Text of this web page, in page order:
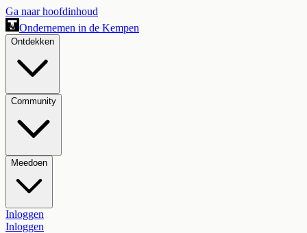
Ga naar hoofdinhoud
Ondernemen in de Kempen
Ontdekken
Community
Meedoen
Inloggen
Inloggen